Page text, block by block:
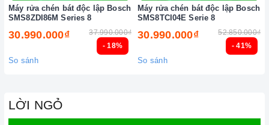
- 18%
Máy rửa chén bát độc lập Bosch
SMS8ZDI86M Series 8
30.990.000₫ 37.990.000₫
So sánh
- 41%
Máy rửa chén bát độc lập Bosch
SMS8TCI04E Serie 8
30.990.000₫ 52.850.000₫
So sánh
LỜI NGỎ